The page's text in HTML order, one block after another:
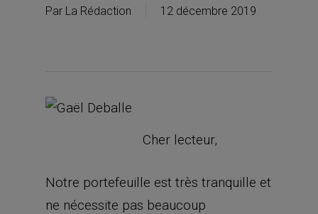
Par La Rédaction 12 décembre 2019
Cher lecteur,
Notre portefeuille est très tranquille et
ne nécessite pas beaucoup